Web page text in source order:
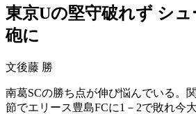
東京Uの堅守破れず シ
砲に
文後藤 勝
南葛SCの勝ち点が伸び悩んでいる。
節でエリース豊島FCに1－2で敗れ今